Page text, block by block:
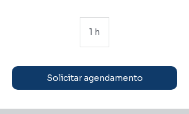
1 h
Solicitar agendamento